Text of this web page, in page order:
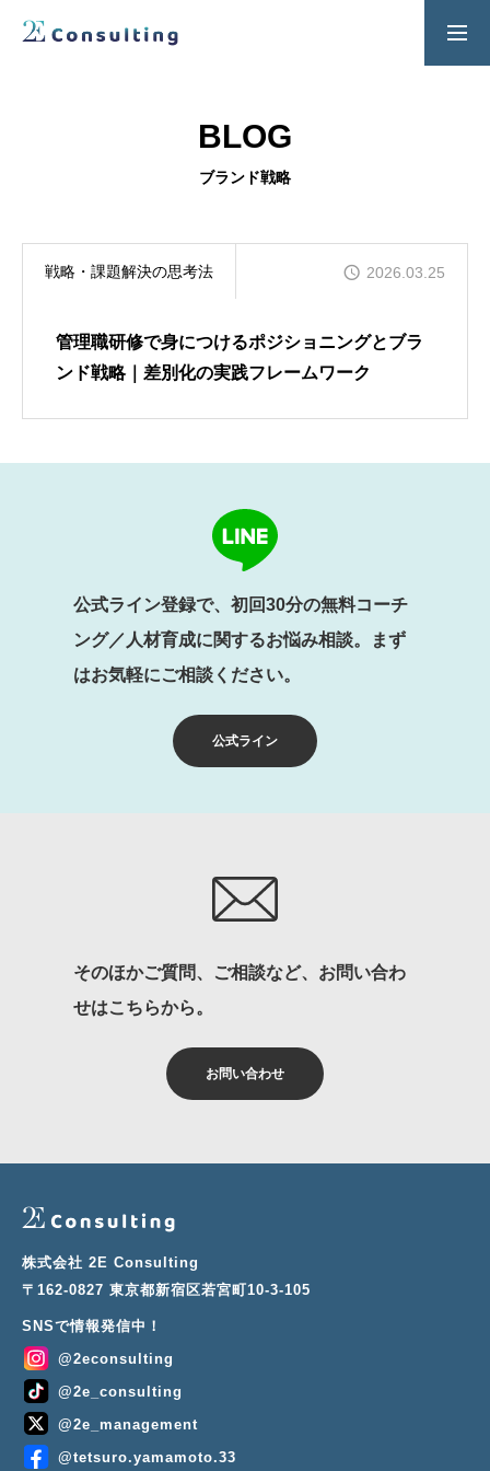
人材育成／経営サポートプログラム
CONTENTS
2E Consulting の人材育成について
COMPANY
会社概要と代表紹介
BLOG
ブランド戦略
戦略・課題解決の思考法 2026.03.25
管理職研修で身につけるポジショニングとブラ
ンド戦略｜差別化の実践フレームワーク
公式ライン
公式ライン登録で、初回30分の無料コーチ
ング／人材育成に関するお悩み相談。まず
はお気軽にご相談ください。
お問い合わせ
そのほかご質問、ご相談など、お問い合わ
せはこちらから。
株式会社 2E Consulting
〒162-0827 東京都新宿区若宮町10-3-105